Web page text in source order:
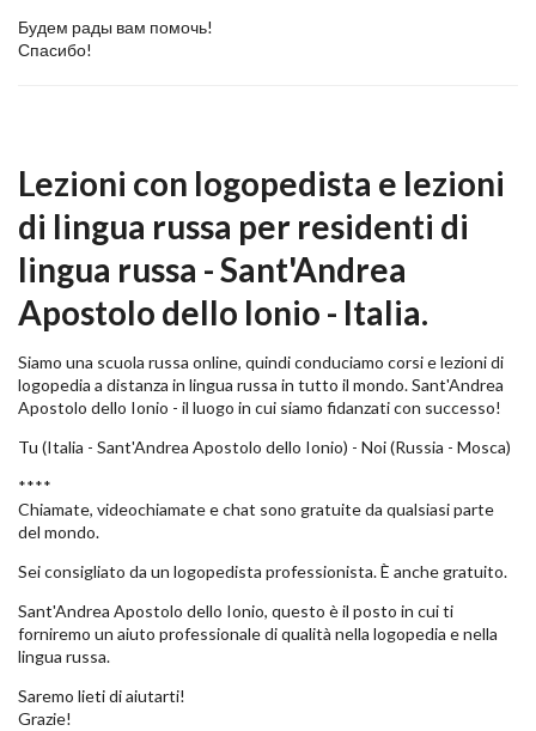
Будем рады вам помочь!
Спасибо!
Lezioni con logopedista e lezioni
di lingua russa per residenti di
lingua russa - Sant'Andrea
Apostolo dello Ionio - Italia.
Siamo una scuola russa online, quindi conduciamo corsi e lezioni di
logopedia a distanza in lingua russa in tutto il mondo. Sant'Andrea
Apostolo dello Ionio - il luogo in cui siamo fidanzati con successo!
Tu (Italia - Sant'Andrea Apostolo dello Ionio) - Noi (Russia - Mosca)
****
Chiamate, videochiamate e chat sono gratuite da qualsiasi parte
del mondo.
Sei consigliato da un logopedista professionista. È anche gratuito.
Sant'Andrea Apostolo dello Ionio, questo è il posto in cui ti
forniremo un aiuto professionale di qualità nella logopedia e nella
lingua russa.
Saremo lieti di aiutarti!
Grazie!